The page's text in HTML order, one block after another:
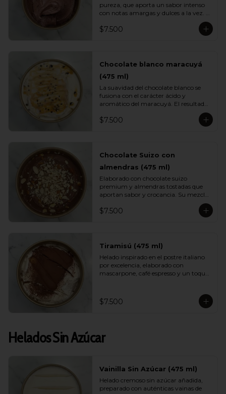
pureza, que aporta un sabor intenso
con notas amargas y dulces a la vez.
profundo lo convierten en un
$7.500
Chocolate blanco maracuyá
(475 ml)
La suavidad del chocolate blanco se
fusiona con el carácter ácido y
aromático del maracuyá. El resultado
sorprendentemente fresco. Una
mezcla tropical elegante perfecta para
$7.500
Chocolate Suizo con
almendras (475 ml)
Elaborado con chocolate suizo
premium y almendras tostadas que
aportan sabor y crocancia. Su mezcla
equilibrio perfecto entre intensidad,
dulzor y textura. Un sabor sofisticado
$7.500
Tiramisú (475 ml)
Helado inspirado en el postre italiano
por excelencia, elaborado con
mascarpone, café espresso y un toque
esencia del tiramisú tradicional en
versión helada.
$7.500
Helados Sin Azúcar
Vainilla Sin Azúcar (475 ml)
Helado cremoso sin azúcar añadida,
preparado con auténticas vainas de